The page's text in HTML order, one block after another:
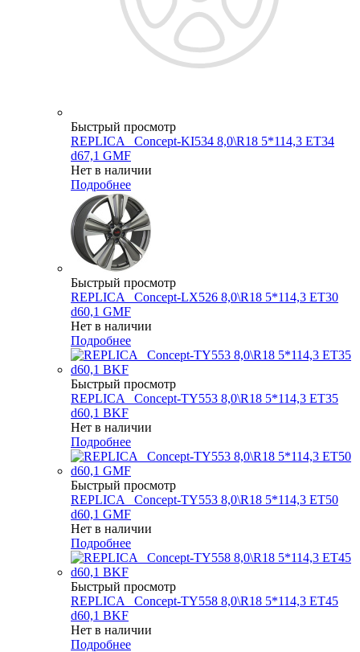
Быстрый просмотр
REPLICA _Concept-KI534 8,0\R18 5*114,3 ET34
d67,1 GMF
Нет в наличии
Подробнее
Быстрый просмотр
REPLICA _Concept-LX526 8,0\R18 5*114,3 ET30
d60,1 GMF
Нет в наличии
Подробнее
Быстрый просмотр
REPLICA _Concept-TY553 8,0\R18 5*114,3 ET35
d60,1 BKF
Нет в наличии
Подробнее
Быстрый просмотр
REPLICA _Concept-TY553 8,0\R18 5*114,3 ET50
d60,1 GMF
Нет в наличии
Подробнее
Быстрый просмотр
REPLICA _Concept-TY558 8,0\R18 5*114,3 ET45
d60,1 BKF
Нет в наличии
Подробнее